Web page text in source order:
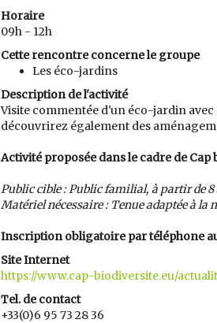
Horaire
09h - 12h
Cette rencontre concerne le groupe
Les éco-jardins
Description de l'activité
Visite commentée d'un éco-jardin avec
découvrirez également des
Activité proposée dans le cadre de Cap
Public cible : Public familial, à partir de
Matériel nécessaire : Tenue adaptée à la
Inscription obligatoire par téléphone
Site Internet
https://www.cap-biodiversite.eu/
Tel. de contact
+33(0)6 95 73 28 36